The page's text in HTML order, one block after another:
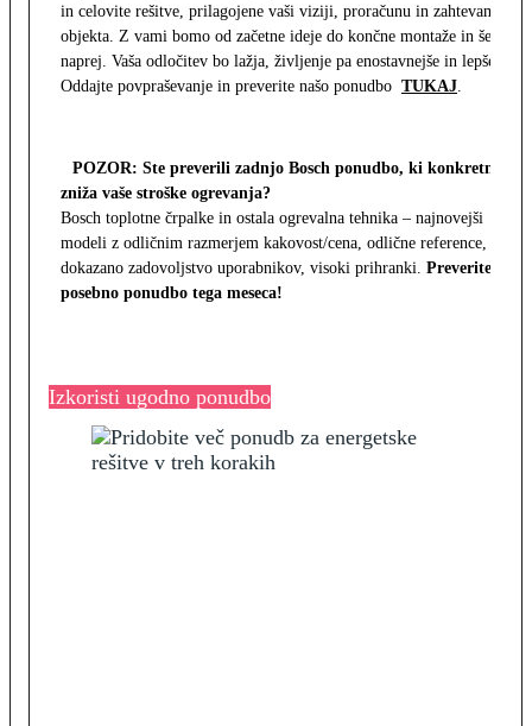
in celovite rešitve, prilagojene vaši viziji, proračunu in zahtevam
objekta. Z vami bomo od začetne ideje do končne montaže in še
naprej. Vaša odločitev bo lažja, življenje pa enostavnejše in lepše.
Oddajte povpraševanje in preverite našo ponudbo TUKAJ
POZOR: Ste preverili zadnjo Bosch ponudbo, ki konkretno
zniža vaše stroške ogrevanja?
Bosch toplotne črpalke in ostala ogrevalna tehnika – najnovejši
modeli z odličnim razmerjem kakovost/cena, odlične reference,
dokazano zadovoljstvo uporabnikov, visoki prihranki. Preverite
posebno ponudbo tega meseca!
Izkoristi ugodno ponudbo